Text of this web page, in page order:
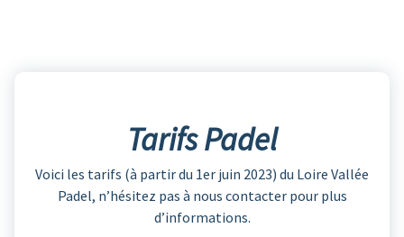
Tarifs Padel
Voici les tarifs (à partir du 1er juin 2023) du Loire Vallée
Padel, n’hésitez pas à nous contacter pour plus
d’informations.